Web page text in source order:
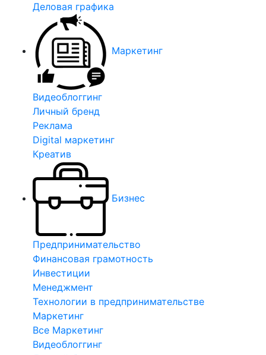
Деловая графика
Маркетинг
Видеоблоггинг
Личный бренд
Реклама
Digital маркетинг
Креатив
Бизнес
Предпринимательство
Финансовая грамотность
Инвестиции
Менеджмент
Технологии в предпринимательстве
Маркетинг
Все Маркетинг
Видеоблоггинг